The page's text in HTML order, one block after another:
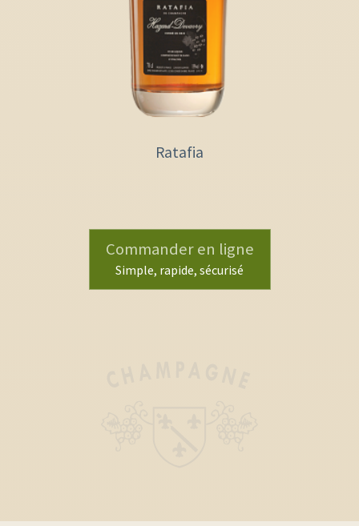
Ratafia
Commander en ligne
Simple, rapide, sécurisé